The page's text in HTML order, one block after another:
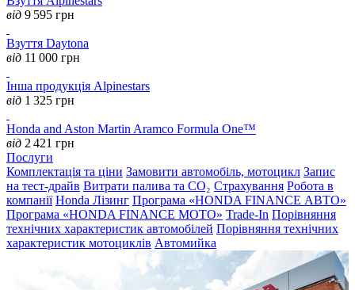
від 9 595 грн
Взуття Daytona
від 11 000 грн
Інша продукція Alpinestars
від 1 325 грн
Honda and Aston Martin Aramco Formula One™
від 2 421 грн
Послуги
Комплектація та ціни Замовити автомобіль, мотоцикл Запис
на тест-драйв Витрати палива та CO₂ Страхування Робота в
компанії Honda Лізинг Програма «HONDA FINANCE АВТО»
Програма «HONDA FINANCE MOTO» Trade-In Порівняння
технічних характеристик автомобілей Порівняння технічних
характеристик мотоциклів Автомийка